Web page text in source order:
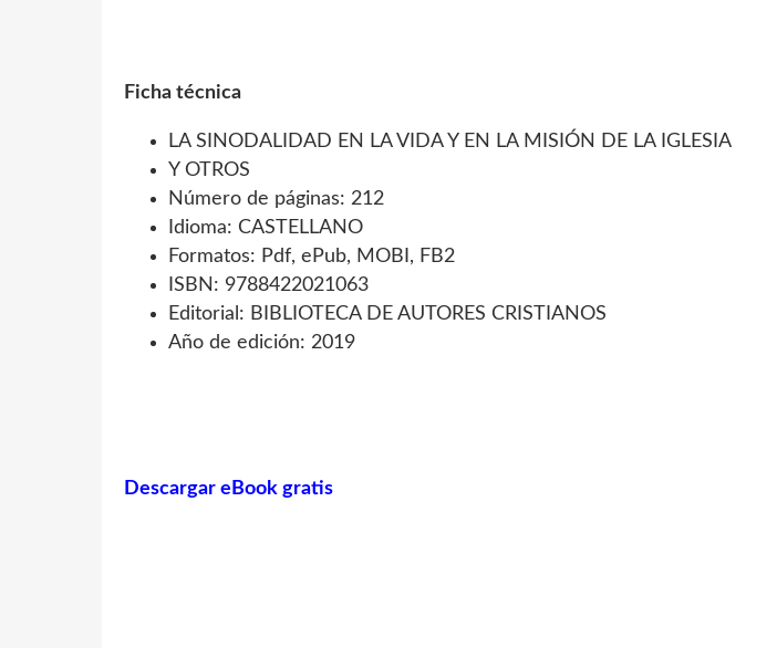
Ficha técnica
LA SINODALIDAD EN LA VIDA Y EN LA MISIÓN DE LA IGLESIA
Y OTROS
Número de páginas: 212
Idioma: CASTELLANO
Formatos: Pdf, ePub, MOBI, FB2
ISBN: 9788422021063
Editorial: BIBLIOTECA DE AUTORES CRISTIANOS
Año de edición: 2019
Descargar eBook gratis